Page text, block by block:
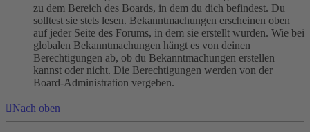
zu dem Bereich des Boards, in dem du dich befindest. Du
solltest sie stets lesen. Bekanntmachungen erscheinen oben
auf jeder Seite des Forums, in dem sie erstellt wurden. Wie bei
globalen Bekanntmachungen hängt es von deinen
Berechtigungen ab, ob du Bekanntmachungen erstellen
kannst oder nicht. Die Berechtigungen werden von der
Board-Administration vergeben.
Nach oben